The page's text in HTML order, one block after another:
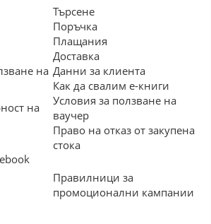
на
на
Търсене
Поръчка
Плащания
Доставка
Данни за клиента
Как да свалим е-книги
Условия за ползване на
ваучер
Право на отказ от закупена
стока
Правилници за
промоционални кампании